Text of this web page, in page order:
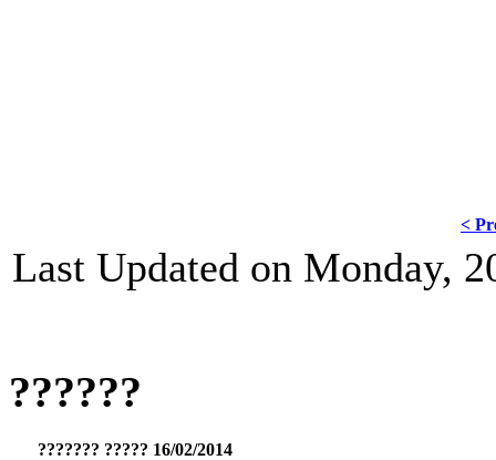
<
Last Updated on Monday,
??????
??????? ????? 16/02/2014